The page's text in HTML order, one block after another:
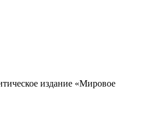
издание «Мировое